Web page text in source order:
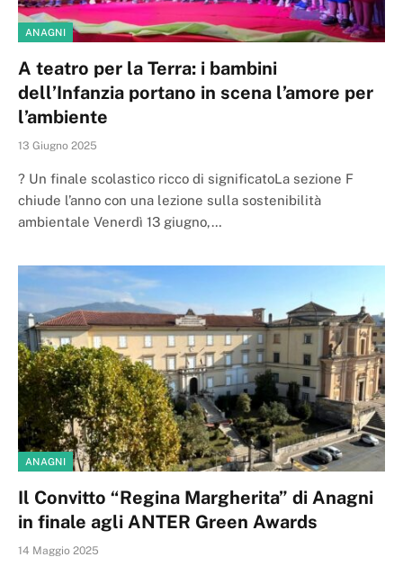
ANAGNI
A teatro per la Terra: i bambini
dell’Infanzia portano in scena l’amore per
l’ambiente
13 Giugno 2025
? Un finale scolastico ricco di significatoLa sezione F
chiude l’anno con una lezione sulla sostenibilità
ambientale Venerdì 13 giugno,…
ANAGNI
Il Convitto “Regina Margherita” di Anagni
in finale agli ANTER Green Awards
14 Maggio 2025